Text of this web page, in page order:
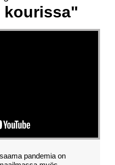
kourissa"
pandemia on